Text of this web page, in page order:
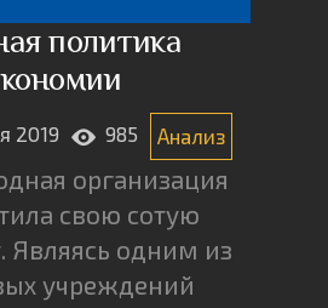
политика
2019 985 Анализ
организация
свою сотую
Являясь одним из
учреждений